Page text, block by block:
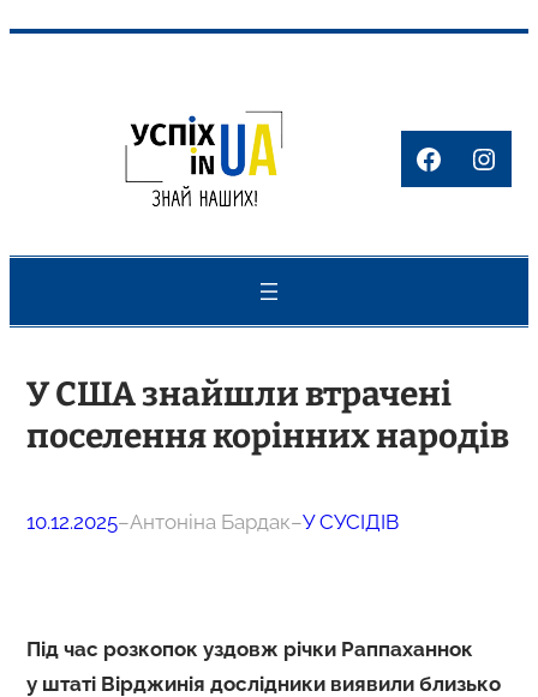
У США знайшли втрачені
поселення корінних народів
10.12.2025–Антоніна Бардак–У СУСІДІВ
Під час розкопок уздовж річки Раппаханнок
у штаті Вірджинія дослідники виявили близько